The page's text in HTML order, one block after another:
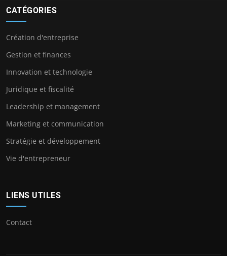
CATÉGORIES
Création d'entreprise
Gestion et finances
Innovation et technologie
Juridique et fiscalité
Leadership et management
Marketing et communication
Stratégie et développement
Vie d'entrepreneur
LIENS UTILES
Contact